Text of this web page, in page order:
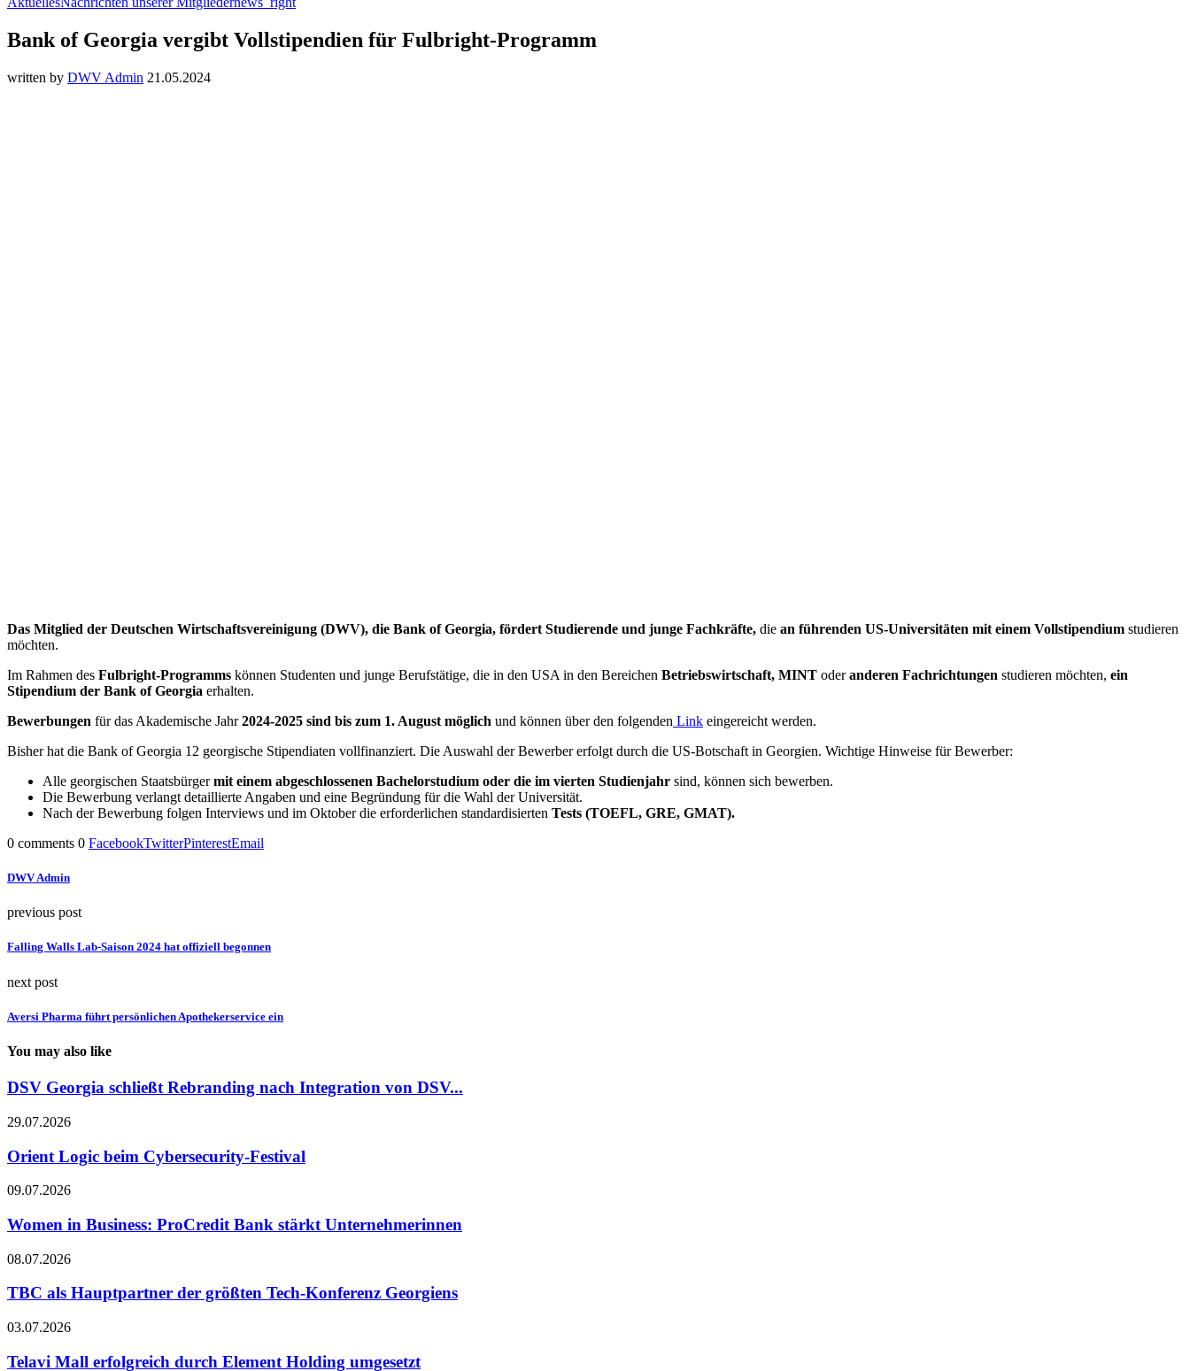
Bank of Georgia vergibt Vollstipendien für Fulbright-Programm
written by DWV Admin 21.05.2024
Das Mitglied der Deutschen Wirtschaftsvereinigung (DWV), die Bank of Georgia, fördert Studierende und junge Fachkräfte, die an führenden US-Universitäten mit einem Vollstipendium studieren
möchten.
Im Rahmen des Fulbright-Programms können Studenten und junge Berufstätige, die in den USA in den Bereichen Betriebswirtschaft, MINT oderanderen Fachrichtungen studieren möchten, ein
Stipendium der Bank of Georgia erhalten.
Bewerbungen für das Akademische Jahr2024-2025 sind bis zum 1. August möglich und können über den folgenden Link eingereicht werden.
Bisher hat die Bank of Georgia 12 georgische Stipendiaten vollfinanziert. Die Auswahl der Bewerber erfolgt durch die US-Botschaft in Georgien. Wichtige Hinweise für Bewerber:
Alle georgischen Staatsbürgermit einem abgeschlossenen Bachelorstudium oder die im vierten Studienjahr sind, können sich bewerben.
Die Bewerbung verlangt detaillierte Angaben und eine Begründung für die Wahl der Universität.
Nach der Bewerbung folgen Interviews und im Oktober die erforderlichen standardisierten Tests (TOEFL, GRE, GMAT).
0 comments 0 FacebookTwitterPinterestEmail
DWV Admin
previous post
Falling Walls Lab-Saison 2024 hat offiziell begonnen
next post
Aversi Pharma führt persönlichen Apothekerservice ein
You may also like
DSV Georgia schließt Rebranding nach Integration von DSV...
29.07.2026
Orient Logic beim Cybersecurity-Festival
09.07.2026
Women in Business: ProCredit Bank stärkt Unternehmerinnen
08.07.2026
TBC als Hauptpartner der größten Tech-Konferenz Georgiens
03.07.2026
Telavi Mall erfolgreich durch Element Holding umgesetzt